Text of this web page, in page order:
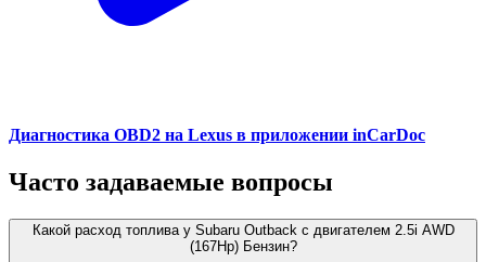
Диагностика OBD2 на Lexus в приложении inCarDoc
Часто задаваемые вопросы
Какой расход топлива у Subaru Outback с двигателем 2.5i AWD
(167Hp) Бензин?